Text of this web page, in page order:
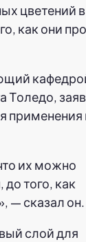
цветений в
как они
Толедо,
применения
их можно
до того, как
— сказал он.
слой для